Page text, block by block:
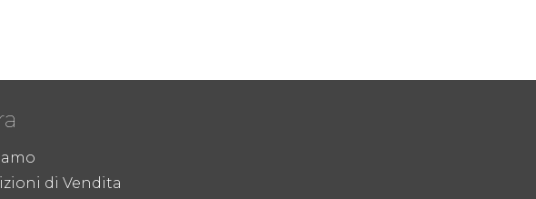
di Vendita